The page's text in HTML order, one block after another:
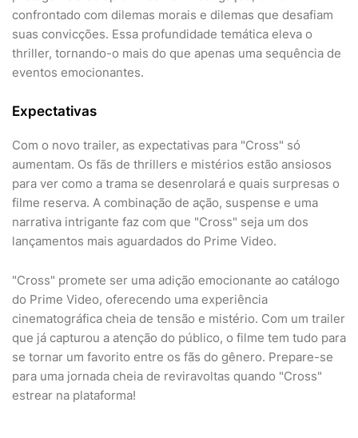
confrontado com dilemas morais e dilemas que desafiam
suas convicções. Essa profundidade temática eleva o
thriller, tornando-o mais do que apenas uma sequência de
eventos emocionantes.
Expectativas
Com o novo trailer, as expectativas para "Cross" só
aumentam. Os fãs de thrillers e mistérios estão ansiosos
para ver como a trama se desenrolará e quais surpresas o
filme reserva. A combinação de ação, suspense e uma
narrativa intrigante faz com que "Cross" seja um dos
lançamentos mais aguardados do Prime Video.
"Cross" promete ser uma adição emocionante ao catálogo
do Prime Video, oferecendo uma experiência
cinematográfica cheia de tensão e mistério. Com um trailer
que já capturou a atenção do público, o filme tem tudo para
se tornar um favorito entre os fãs do gênero. Prepare-se
para uma jornada cheia de reviravoltas quando "Cross"
estrear na plataforma!